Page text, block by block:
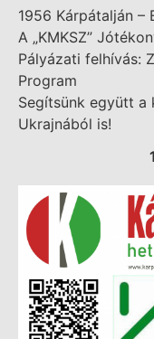
1956 Kárpátalján –
A „KMKSZ”
Pályázati felhívás:
Program
Segítsünk együtt a
Ukrajnából is!